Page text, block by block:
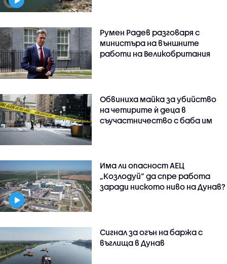
Румен Радев разговаря с
министъра на външните
работи на Великобритания
Обвиниха майка за убийство
на четирите ѝ деца в
съучастничество с баба им
Има ли опасност АЕЦ
„Козлодуй” да спре работа
заради ниското ниво на Дунав?
Сигнал за огън на баржа с
въглища в Дунав